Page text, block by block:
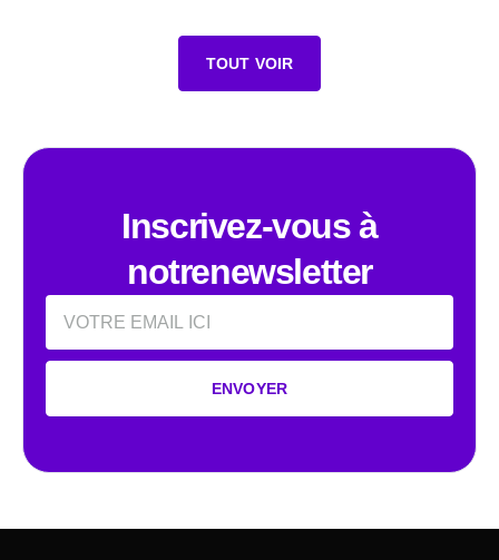
TOUT VOIR
Inscrivez-vous à
notrenewsletter
Email
ENVOYER